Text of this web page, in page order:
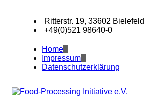
Ritterstr. 19, 33602 Bielefeld
+49(0)521 98640-0
Home
Impressum
Datenschutzerklärung